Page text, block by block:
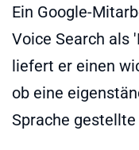
Ein Google-
Voice Search als
liefert er einen
ob eine
Sprache